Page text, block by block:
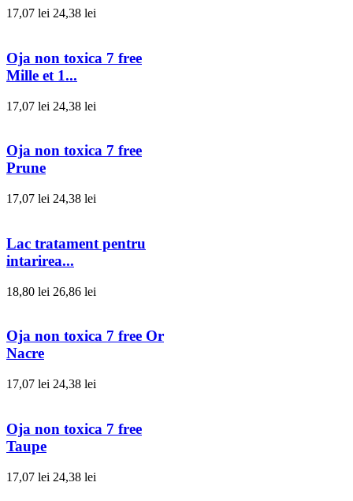
17,07 lei 24,38 lei
Oja non toxica 7 free
Mille et 1...
17,07 lei 24,38 lei
Oja non toxica 7 free
Prune
17,07 lei 24,38 lei
Lac tratament pentru
intarirea...
18,80 lei 26,86 lei
Oja non toxica 7 free Or
Nacre
17,07 lei 24,38 lei
Oja non toxica 7 free
Taupe
17,07 lei 24,38 lei